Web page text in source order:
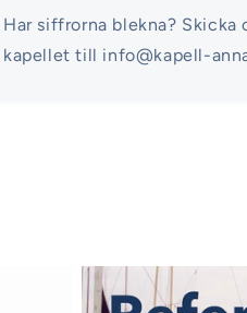
Har siffrorna blekna? Skicka
kapellet till info@kapell-